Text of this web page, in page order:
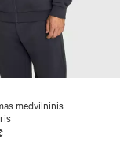
medvilninis